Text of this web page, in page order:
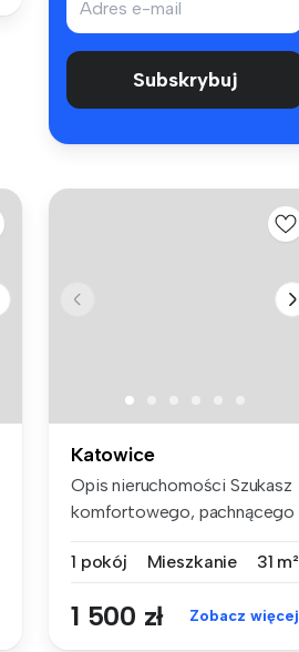
Subskrybuj
Katowice
Opis nieruchomości Szukasz
komfortowego, pachnącego
1 pokój
Mieszkanie 31 m²
1 500 zł Zobacz więcej